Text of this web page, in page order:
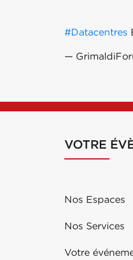
#Datacentres
—
VOTRE
Nos Espaces
Nos Services
Votre